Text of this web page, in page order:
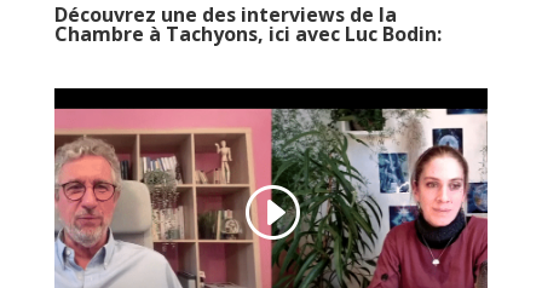
Découvrez une des interviewsde la
Chambre à Tachyons, ici avec Luc Bodin: